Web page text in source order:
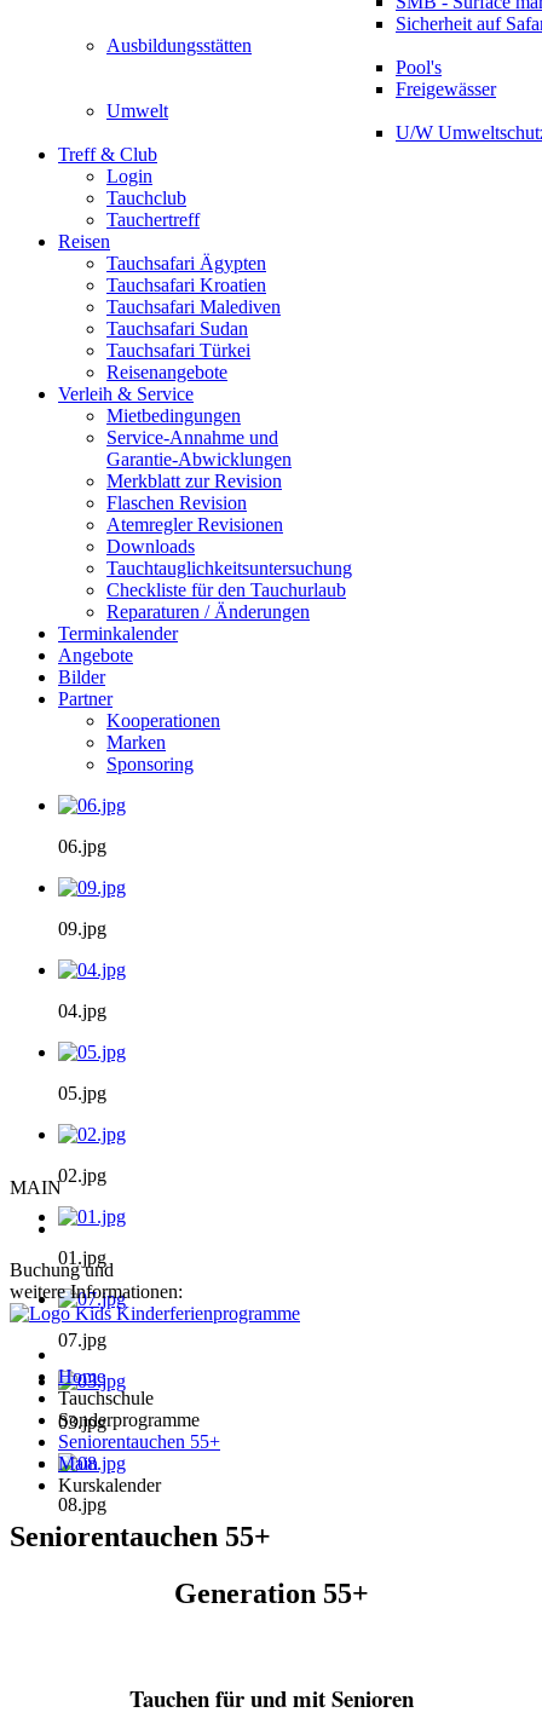
Sicherheit auf
Ausbildungsstätten
Pool's
Freigewässer
Umwelt
U/W
Treff & Club
Login
Tauchclub
Tauchertreff
Reisen
Tauchsafari Ägypten
Tauchsafari Kroatien
Tauchsafari Malediven
Tauchsafari Sudan
Tauchsafari Türkei
Reisenangebote
Verleih & Service
Mietbedingungen
Service-Annahme und
Garantie-Abwicklungen
Merkblatt zur Revision
Flaschen Revision
Atemregler Revisionen
Downloads
Tauchtauglichkeitsuntersuchung
Checkliste für den Tauchurlaub
Reparaturen / Änderungen
Terminkalender
Angebote
Bilder
Partner
Kooperationen
Marken
Sponsoring
06.jpg
09.jpg
04.jpg
05.jpg
02.jpg
01.jpg
07.jpg
03.jpg
08.jpg
MAIN
Buchung und
weitere Informationen:
Home
Tauchschule
Sonderprogramme
Seniorentauchen 55+
Main
Kurskalender
Seniorentauchen 55+
Generation 55+
Tauchen für und mit Senioren